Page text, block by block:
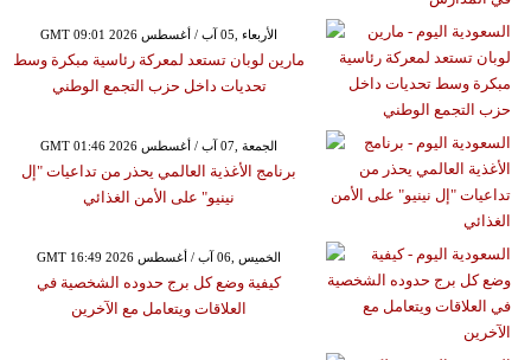
GMT 09:01 2026 الأربعاء ,05 آب / أغسطس
مارين لوبان تستعد لمعركة رئاسية مبكرة وسط
تحديات داخل حزب التجمع الوطني
GMT 01:46 2026 الجمعة ,07 آب / أغسطس
برنامج الأغذية العالمي يحذر من تداعيات "إل
نينيو" على الأمن الغذائي
GMT 16:49 2026 الخميس ,06 آب / أغسطس
كيفية وضع كل برج حدوده الشخصية في
العلاقات ويتعامل مع الآخرين